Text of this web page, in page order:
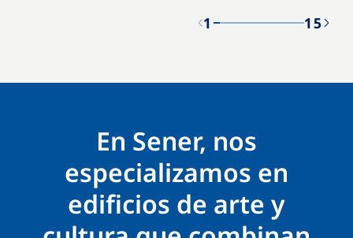
1 15
En Sener, nos
especializamos en
edificios de arte y